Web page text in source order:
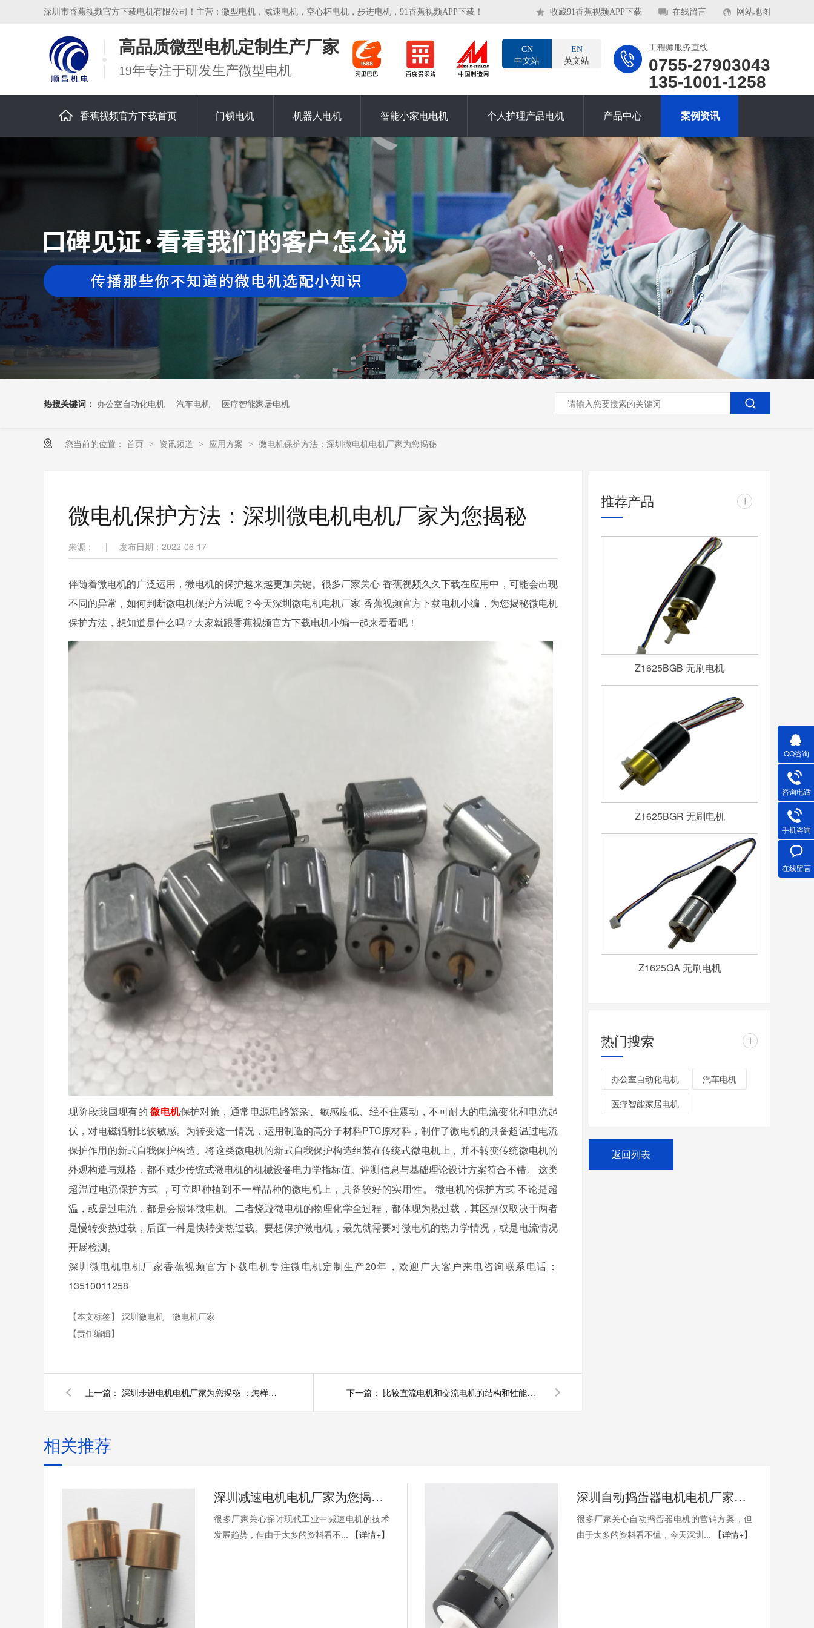
收藏91香蕉视频APP下载 在线留言 网站地图
深圳市香蕉视频官方下载电机有限公司！主营：微型电机，减速电机，空心杯电机，步进电机，91香蕉视频APP下载！
高品质微型电机定制生产厂家
19年专注于研发生产微型电机
工程师服务直线
0755-27903043
135-1001-1258
CN
中文站
EN
英文站
香蕉视频官方下载首页 门锁电机 机器人电机 智能小家电电机 个人护理产品电机 产品中心 案例资讯
关于香蕉视频官方下载
热搜关键词： 办公室自动化电机 汽车电机 医疗智能家居电机
您当前的位置： 首页 > 资讯频道 > 应用方案 > 微电机保护方法：深圳微电机电机厂家为您揭秘
微电机保护方法：深圳微电机电机厂家为您揭秘
来源： | 发布日期：2022-06-17
伴随着微电机的广泛运用，微电机的保护越来越更加关键。很多厂家关心 香蕉视频久久下载在应用中，可能会出现
不同的异常，如何判断微电机保护方法呢？今天深圳微电机电机厂家-香蕉视频官方下载电机小编，为您揭秘微电机
保护方法，想知道是什么吗？大家就跟香蕉视频官方下载电机小编一起来看看吧！
现阶段我国现有的微电机保护对策，通常电源电路繁杂、敏感度低、经不住震动，不可耐大的电流变化和电流起
伏，对电磁辐射比较敏感。为转变这一情况，运用制造的高分子材料PTC原材料，制作了微电机的具备超温过电流
保护作用的新式自我保护构造。将这类微电机的新式自我保护构造组装在传统式微电机上，并不转变传统微电机的
外观构造与规格，都不减少传统式微电机的机械设备电力学指标值。评测信息与基础理论设计方案符合不错。 这类
超温过电流保护方式 ，可立即种植到不一样品种的微电机上，具备较好的实用性。 微电机的保护方式 不论是超
温，或是过电流，都是会损坏微电机。二者烧毁微电机的物理化学全过程，都体现为热过载，其区别仅取决于两者
是慢转变热过载，后面一种是快转变热过载。要想保护微电机，最先就需要对微电机的热力学情况，或是电流情况
开展检测。
深圳微电机电机厂家香蕉视频官方下载电机专注微电机定制生产20年，欢迎广大客户来电咨询联系电话：
13510011258
【本文标签】 深圳微电机
微电机厂家
【责任编辑】
上一篇： 深圳步进电机电机厂家为您揭秘 ：怎样正确选择伺服电机电机和步进电机电机 下一篇： 比较直流电机和交流电机的结构和性能！深圳直流电机厂家为您揭秘
推荐产品 +
Z1625BGB 无刷电机
Z1625BGR 无刷电机
Z1625GA 无刷电机
热门搜索 +
办公室自动化电机 汽车电机
医疗智能家居电机
返回列表
相关推荐
深圳减速电机电机厂家为您揭秘:探讨现代工业中减速电机的技术发展趋势
很多厂家关心探讨现代工业中减速电机的技术
发展趋势，但由于太多的资料看不...
【详情+】
深圳自动捣蛋器电机电机厂家为您揭秘:自动捣蛋器电机的营销方案
很多厂家关心自动捣蛋器电机的营销方案，但
由于太多的资料看不懂，今天深圳...
【详情+】
QQ咨询
咨询电话
手机咨询
在线留言